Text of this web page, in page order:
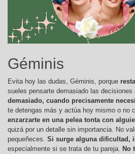
Géminis
Evita hoy las dudas, Géminis, porque
sueles pensarte demasiado las decisiones
demasiado, cuando precisamente
te detengas más y actúa hoy mismo o no
enzarzarte en una pelea tonta con
quizá por un detalle sin importancia. No
pequeñeces. Si surge alguna dificultad,
especialmente si se trata de tu pareja. No